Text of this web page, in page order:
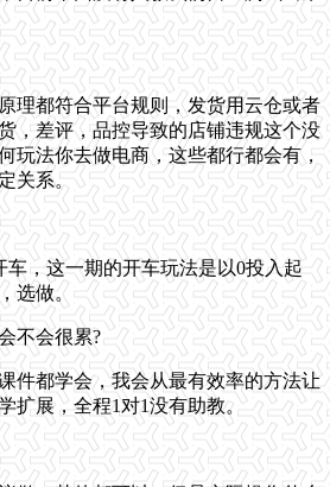
理都符合平台规则，发货用云仓或者
，差评，品控导致的店铺违规这个没
玩法你去做电商，这些都行都会有，
关系。
车，这一期的开车玩法是以0投入起
选做。
不会很累?
件都学会，我会从最有效率的方法让
扩展，全程1对1没有助教。